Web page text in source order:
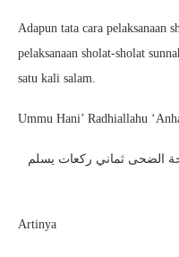
Adapun tata cara pelaksanaan
pelaksanaan sholat-sholat
satu kali salam.
Ummu Hani’ Radhiallahu
الضحى ثماني ركعات يسلم
Artinya